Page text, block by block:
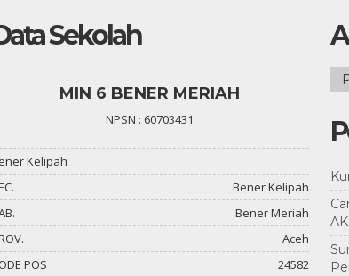
Sekolah
MIN 6 BENER MERIAH
NPSN : 60703431
Kelipah
Bener Kelipah
Bener Meriah
Aceh
POS
24582